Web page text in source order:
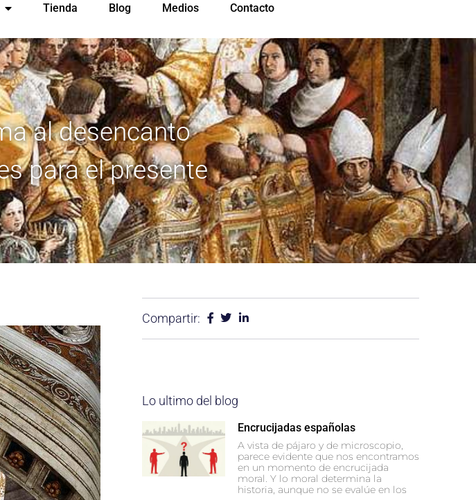
Tienda Blog Medios Contacto
al desencanto
para el presente
Compartir:
Lo ultimo del blog
Encrucijadas españolas
A vista de pájaro y de microscopio,
parece evidente que nos encontramos
en un momento de encrucijada
moral. Y lo moral determina la
historia, aunque no se evalúe en los